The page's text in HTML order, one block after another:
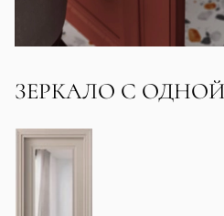
ЗЕРКАЛО С